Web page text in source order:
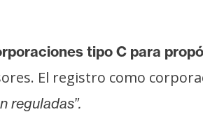
tipo C para
El registro como
reguladas”.